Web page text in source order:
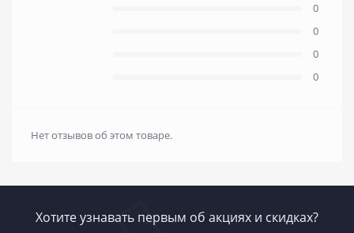
0
0
0
0
Нет отзывов об этом товаре.
Хотите узнавать первым об акциях и скидках?